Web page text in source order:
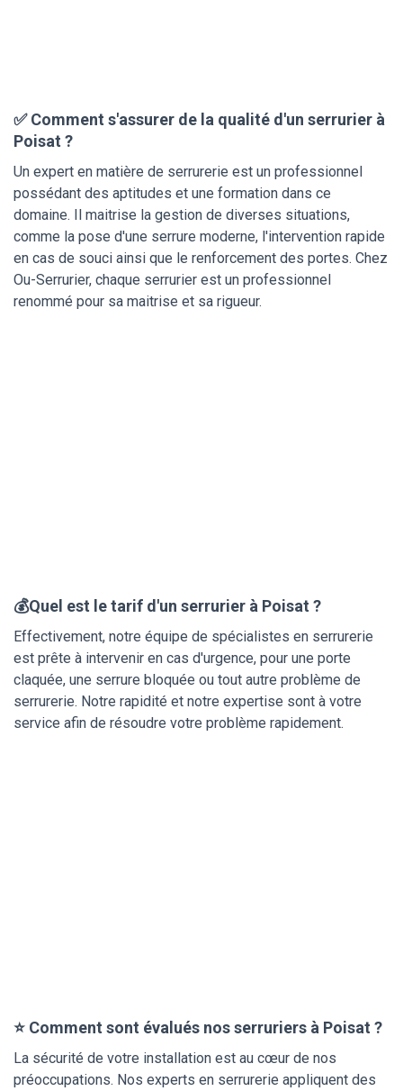
✅ Comment s'assurer de la qualité d'un serrurier à
Poisat ?
Un expert en matière de serrurerie est un professionnel
possédant des aptitudes et une formation dans ce
domaine. Il maitrise la gestion de diverses situations,
comme la pose d'une serrure moderne, l'intervention rapide
en cas de souci ainsi que le renforcement des portes. Chez
Ou-Serrurier, chaque serrurier est un professionnel
renommé pour sa maitrise et sa rigueur.
💰Quel est le tarif d'un serrurier à Poisat ?
Effectivement, notre équipe de spécialistes en serrurerie
est prête à intervenir en cas d'urgence, pour une porte
claquée, une serrure bloquée ou tout autre problème de
serrurerie. Notre rapidité et notre expertise sont à votre
service afin de résoudre votre problème rapidement.
⭐ Comment sont évalués nos serruriers à Poisat ?
La sécurité de votre installation est au cœur de nos
préoccupations. Nos experts en serrurerie appliquent des